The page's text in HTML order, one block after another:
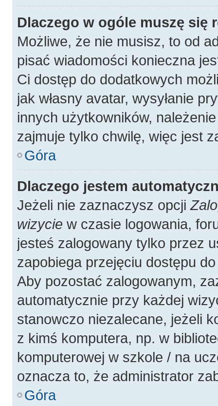
Dlaczego w ogóle muszę się
Możliwe, że nie musisz, to od
pisać wiadomości konieczna
Ci dostęp do dodatkowych
jak własny avatar, wysyłanie
innych użytkowników,
zajmuje tylko chwilę, więc jest
Góra
Dlaczego jestem
Jeżeli nie zaznaczysz opcji
wizycie w czasie logowania,
jesteś zalogowany tylko przez
zapobiega przejęciu dostępu
Aby pozostać zalogowanym,
automatycznie przy każdej
stanowczo niezalecane, jeżeli
z kimś komputera, np. w
komputerowej w szkole / na
oznacza to, że administrator
Góra